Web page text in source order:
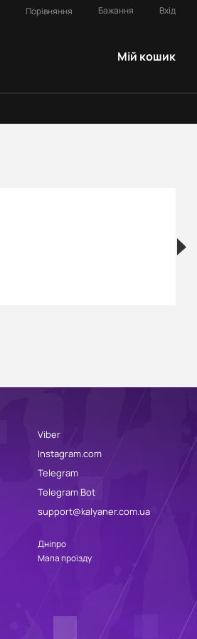
Порівняння Бажання Вхід
Мій кошик
Viber
Instagram.com
Telegram
Telegram Bot
support@kalyaner.com.ua
Дніпро
Мапа проїзду